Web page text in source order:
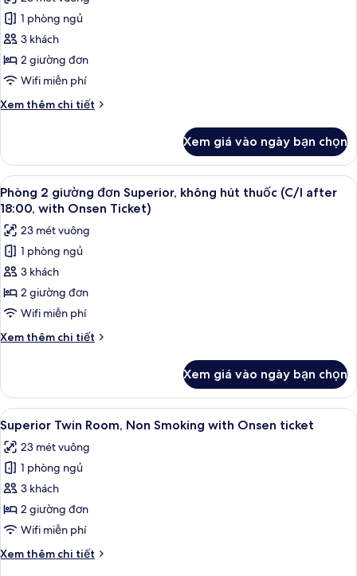
Onsen
ticket
ảnh
Phòng
2
giường
đơn
Superior,
không
thuốc
(Check
In
after
18:00)
1 phòng ngủ
3 khách
2 giường đơn
Wifi miễn phí
Xem thêm chi tiết
Chi
Phòng
giường
đơn
Superior,
không
hút
thuốc
(Check
In
18:00)
Xem giá vào ngày bạn chọn
Xem
tất
cả
ảnh
Phòng
2
giường
đơn
Superior,
không
thuốc
(C/I
after
18:00,
with
Onsen
Ticket)
Chăn bông, két bảo mật tại phòng,
2
Phòng 2 giường đơn Superior, không hút thuốc (C/I after
18:00, with Onsen Ticket)
23 mét vuông
1 phòng ngủ
3 khách
2 giường đơn
Wifi miễn phí
Xem thêm chi tiết
Chi
Phòng
giường
đơn
Superior,
không
thuốc
(C/I
after
18:00,
with
Xem giá vào ngày bạn chọn
Xem
tất
cả
ảnh
Superior
Twin
Room,
Smoking
Chăn bông, két bảo mật tại phòng,
2
Superior Twin Room, Non Smoking with Onsen ticket
23 mét vuông
1 phòng ngủ
3 khách
2 giường đơn
Wifi miễn phí
Xem thêm chi tiết
Chi